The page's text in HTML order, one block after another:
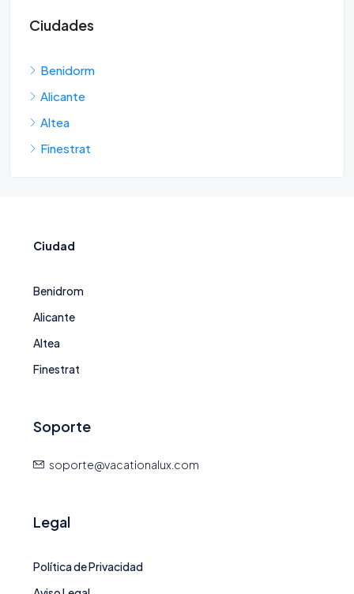
Ciudades
Benidorm
Alicante
Altea
Finestrat
Ciudad
Benidrom
Alicante
Altea
Finestrat
Soporte
soporte@vacationalux.com
Legal
Política de Privacidad